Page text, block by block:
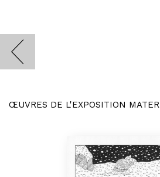
ŒUVRES DE L'EXPOSITION MATER